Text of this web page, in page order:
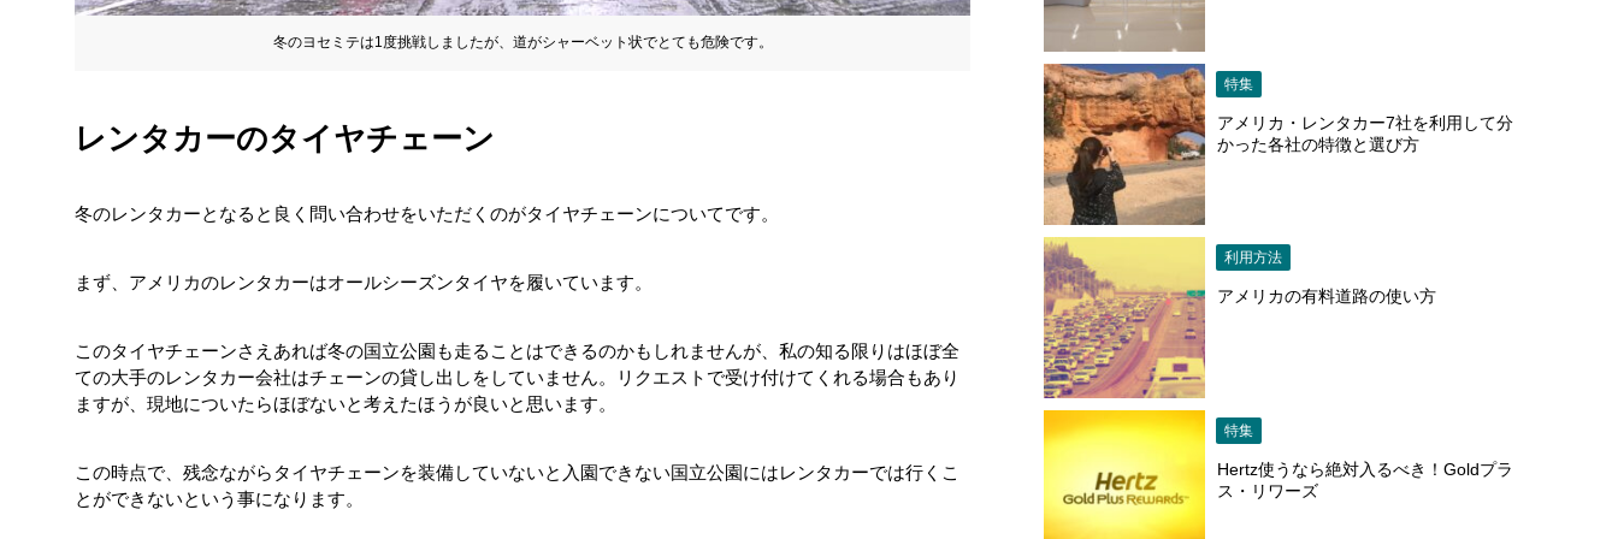
冬のヨセミテは1度挑戦しましたが、道がシャーベット状でとても危険です。
レンタカーのタイヤチェーン
冬のレンタカーとなると良く問い合わせをいただくのがタイヤチェーンについてです。
まず、アメリカのレンタカーはオールシーズンタイヤを履いています。
このタイヤチェーンさえあれば冬の国立公園も走ることはできるのかもしれませんが、私の知る限りはほぼ全
ての大手のレンタカー会社はチェーンの貸し出しをしていません。リクエストで受け付けてくれる場合もあり
ますが、現地についたらほぼないと考えたほうが良いと思います。
この時点で、残念ながらタイヤチェーンを装備していないと入園できない国立公園にはレンタカーでは行くこ
とができないという事になります。
特集
アメリカ・レンタカー7社を利用して分
かった各社の特徴と選び方
利用方法
アメリカの有料道路の使い方
特集
Hertz使うなら絶対入るべき！Goldプラ
ス・リワーズ